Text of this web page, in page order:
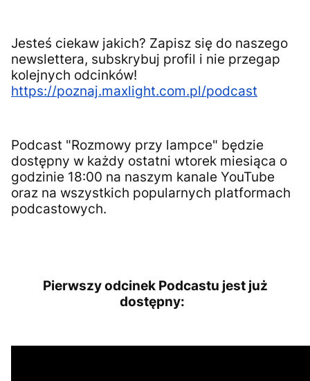
Jesteś ciekaw jakich? Zapisz się do naszego
newslettera, subskrybuj profil i nie przegap
kolejnych odcinków!
https://poznaj.maxlight.com.pl/podcast
Podcast "Rozmowy przy lampce" będzie
dostępny w każdy ostatni wtorek miesiąca o
godzinie 18:00 na naszym kanale YouTube
oraz na wszystkich popularnych platformach
podcastowych.
Pierwszy odcinek Podcastu jest już
dostępny: